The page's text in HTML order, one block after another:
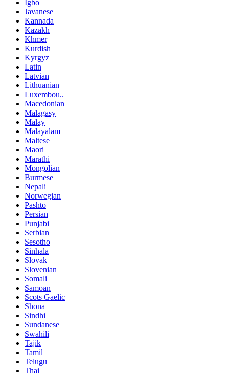
Igbo
Javanese
Kannada
Kazakh
Khmer
Kurdish
Kyrgyz
Latin
Latvian
Lithuanian
Luxembou..
Macedonian
Malagasy
Malay
Malayalam
Maltese
Maori
Marathi
Mongolian
Burmese
Nepali
Norwegian
Pashto
Persian
Punjabi
Serbian
Sesotho
Sinhala
Slovak
Slovenian
Somali
Samoan
Scots Gaelic
Shona
Sindhi
Sundanese
Swahili
Tajik
Tamil
Telugu
Thai